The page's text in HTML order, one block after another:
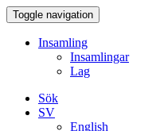
Toggle navigation
Insamling
Insamlingar
Lag
Sök
SV
English